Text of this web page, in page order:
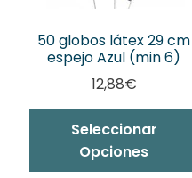
50 globos látex 29 cm
espejo Azul (min 6)
12,88€
Seleccionar
Opciones